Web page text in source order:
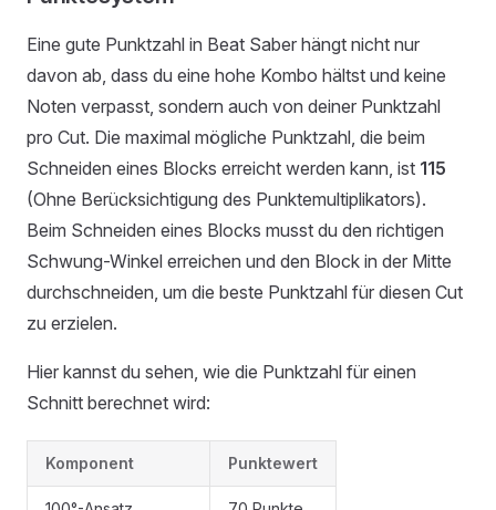
Eine gute Punktzahl in Beat Saber hängt nicht nur
davon ab, dass du eine hohe Kombo hältst und keine
Noten verpasst, sondern auch von deiner Punktzahl
pro Cut. Die maximal mögliche Punktzahl, die beim
Schneiden eines Blocks erreicht werden kann, ist 115
(Ohne Berücksichtigung des Punktemultiplikators).
Beim Schneiden eines Blocks musst du den richtigen
Schwung-Winkel erreichen und den Block in der Mitte
durchschneiden, um die beste Punktzahl für diesen Cut
zu erzielen.
Hier kannst du sehen, wie die Punktzahl für einen
Schnitt berechnet wird:
Komponent Punktewert